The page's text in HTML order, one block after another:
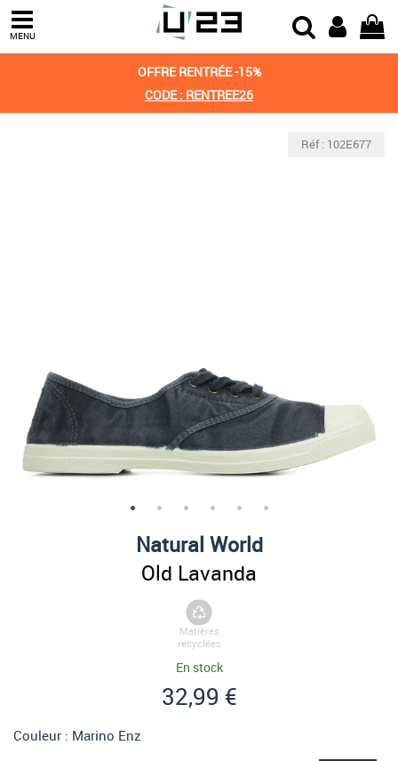
MENU
OFFRE RENTRÉE -15%
CODE : RENTREE26
Réf : 102E677
Natural World
Old Lavanda
Matières
recyclées
En stock
32,99 €
Couleur : Marino Enz